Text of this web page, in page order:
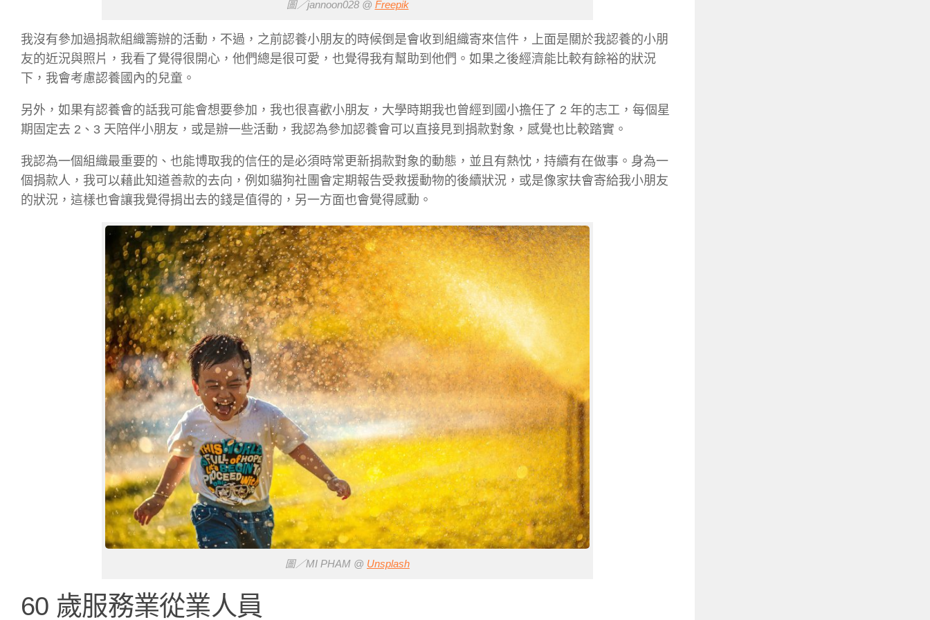
圖／jannoon028 @ Freepik
我沒有參加過捐款組織籌辦的活動，不過，之前認養小朋友的時候倒是會收到組織寄來信件，上面是關於我認養的小朋
友的近況與照片，我看了覺得很開心，他們總是很可愛，也覺得我有幫助到他們。如果之後經濟能比較有餘裕的狀況
下，我會考慮認養國內的兒童。
另外，如果有認養會的話我可能會想要參加，我也很喜歡小朋友，大學時期我也曾經到國小擔任了 2 年的志工，每個星
期固定去 2、3 天陪伴小朋友，或是辦一些活動，我認為參加認養會可以直接見到捐款對象，感覺也比較踏實。
我認為一個組織最重要的、也能博取我的信任的是必須時常更新捐款對象的動態 ，並且有熱忱，持續有在做事。身為一
個捐款人，我可以藉此知道善款的去向，例如貓狗社團會定期報告受救援動物的後續狀況，或是像家扶會寄給我小朋友
的狀況，這樣也會讓我覺得捐出去的錢是值得的，另一方面也會覺得感動。
圖／MI PHAM @ Unsplash
60 歲服務業從業人員